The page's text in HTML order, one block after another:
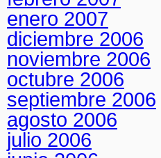
enero 2007
diciembre 2006
noviembre 2006
octubre 2006
septiembre 2006
agosto 2006
julio 2006